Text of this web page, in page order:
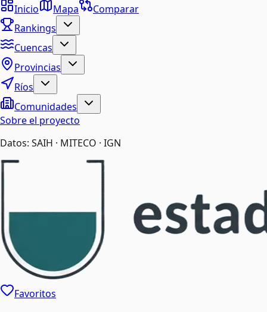
Inicio Mapa
Comparar
Rankings
Cuencas
Provincias
Ríos
Comunidades
Sobre el proyecto
Datos: SAIH · MITECO · IGN
Favoritos